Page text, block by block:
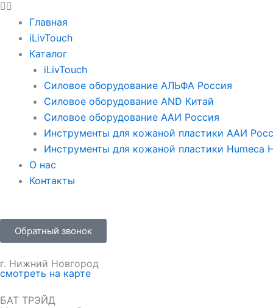
Главная
iLivTouch
Каталог
iLivTouch
Силовое оборудование АЛЬФА Россия
Силовое оборудование AND Китай
Силовое оборудование ААИ Россия
Инструменты для кожаной пластики ААИ
Инструменты для кожаной пластики Humeca
О нас
Контакты
Обратный звонок
г. Нижний Новгород
смотреть на карте
БАТ ТРЭЙД